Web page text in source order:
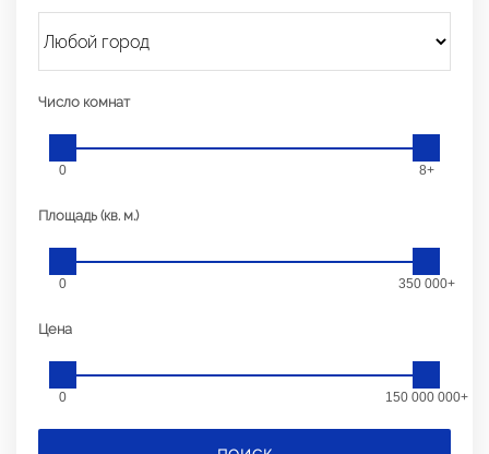
Число комнат
0 8+
Площадь (кв. м.)
0 350 000+
Цена
0 150 000 000+